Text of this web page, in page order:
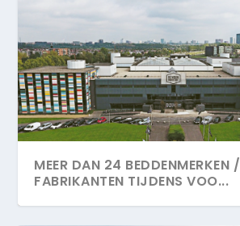
MEER DAN 24 BEDDENMERKEN /
FABRIKANTEN TIJDENS VOO...